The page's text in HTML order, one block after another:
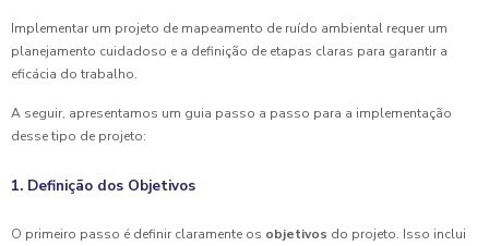
Implementar um projeto de mapeamento de ruído ambiental requer um
planejamento cuidadoso e a definição de etapas claras para garantir a
eficácia do trabalho.
A seguir, apresentamos um guia passo a passo para a implementação
desse tipo de projeto:
1. Definição dos Objetivos
O primeiro passo é definir claramente os objetivos do projeto. Isso inclui